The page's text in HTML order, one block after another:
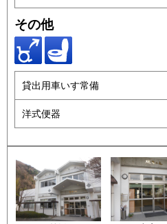
その他
貸出用車いす常備
洋式便器